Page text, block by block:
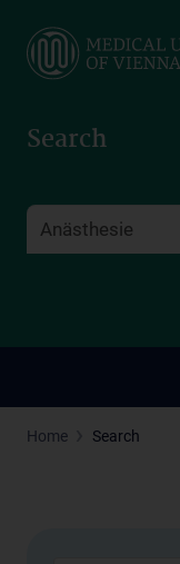
main
Search
Home Search